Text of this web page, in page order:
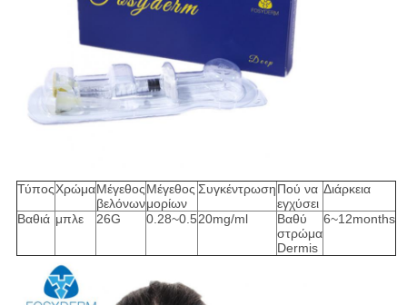
ΤύποςΧρώμαΜέγεθος
βελόνων
Μέγεθος
μορίων
ΣυγκέντρωσηΠού να
εγχύσει
Διάρκεια
Βαθιά μπλε 26G 0.28~0.520mg/ml
Βαθύ
στρώμα
Dermis
6~12months